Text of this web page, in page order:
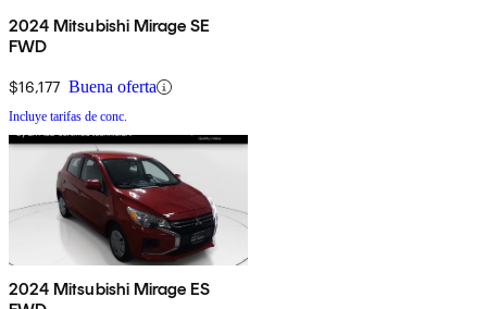
2024 Mitsubishi Mirage SE
FWD
$16,177 Buena oferta
Incluye tarifas de conc.
2024 Mitsubishi Mirage ES